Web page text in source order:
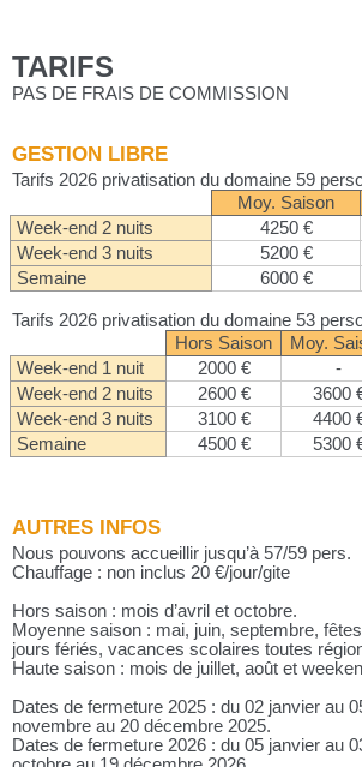
TARIFS
PAS DE FRAIS DE COMMISSION
GESTION LIBRE
Tarifs 2026 privatisation du domaine 59
Moy. Saison
Week-end 2 nuits
4250 €
Week-end 3 nuits
5200 €
Semaine
6000 €
Tarifs 2026 privatisation du domaine 53
Hors Saison
Moy.
Week-end 1 nuit
2000 € -
Week-end 2 nuits
2600 € 3600
Week-end 3 nuits
3100 € 4400
Semaine
4500 € 5300
AUTRES INFOS
Nous pouvons accueillir jusqu’à 57/59 pers.
Chauffage : non inclus 20 €/jour/gite
Hors saison : mois d’avril et octobre.
Moyenne saison : mai, juin, septembre,
jours fériés, vacances scolaires toutes
Haute saison : mois de juillet, août et
Dates de fermeture 2025 : du 02 janvier au
novembre au 20 décembre 2025.
Dates de fermeture 2026 : du 05 janvier au